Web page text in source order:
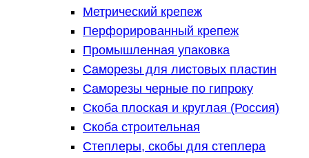
Метрический крепеж
Перфорированный крепеж
Промышленная упаковка
Саморезы для листовых пластин
Саморезы черные по гипроку
Скоба плоская и круглая (Россия)
Скоба строительная
Степлеры, скобы для степлера